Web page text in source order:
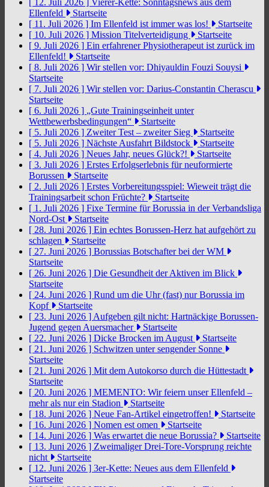
[ 12. Juli 2026 ] Vierer-Kette: Sonntagsnews aus dem
Ellenfeld
Startseite
[ 11. Juli 2026 ] Im Ellenfeld ist immer was los!
Startseite
[ 10. Juli 2026 ] Mission Titelverteidigung
Startseite
[ 9. Juli 2026 ] Ein erfahrener Physiotherapeut ist zurück im
Ellenfeld!
Startseite
[ 8. Juli 2026 ] Wir stellen vor: Dhiyauldin Fouzi Souysi
Startseite
[ 7. Juli 2026 ] Wir stellen vor: Darius-Constantin Cherascu
Startseite
[ 6. Juli 2026 ] „Gute Trainingseinheit unter
Wettbewerbsbedingungen“
Startseite
[ 5. Juli 2026 ] Zweiter Test – zweiter Sieg
Startseite
[ 5. Juli 2026 ] Nächste Ausfahrt Bildstock
Startseite
[ 4. Juli 2026 ] Neues Jahr, neues Glück?!
Startseite
[ 3. Juli 2026 ] Erstes Erfolgserlebnis für neuformierte
Borussen
Startseite
[ 2. Juli 2026 ] Erstes Vorbereitungsspiel: Wieweit trägt die
Trainingsarbeit schon Früchte?
Startseite
[ 1. Juli 2026 ] Fixe Termine für Borussia in der Verbandsliga
Nord-Ost
Startseite
[ 28. Juni 2026 ] Ein echtes Borussen-Herz hat aufgehört zu
schlagen
Startseite
[ 27. Juni 2026 ] Borussias Botschafter bei der WM
Startseite
[ 26. Juni 2026 ] Die Gesundheit der Aktiven im Blick
Startseite
[ 24. Juni 2026 ] Rund um die Uhr (fast) nur Borussia im
Kopf
Startseite
[ 23. Juni 2026 ] Aufgeben gilt nicht: Hartnäckige Borussen-
Jugend gegen Auersmacher
Startseite
[ 22. Juni 2026 ] Dicke Brocken im August
Startseite
[ 21. Juni 2026 ] Schwitzen unter sengender Sonne
Startseite
[ 21. Juni 2026 ] Mit dem Autokorso durch die Hüttestadt
Startseite
[ 20. Juni 2026 ] MEMENTO: Wir feiern unser Ellenfeld –
mehr als nur ein Stadion
Startseite
[ 18. Juni 2026 ] Neue Fan-Artikel eingetroffen!
Startseite
[ 16. Juni 2026 ] Nomen est omen
Startseite
[ 14. Juni 2026 ] Was erwartet die neue Borussia?
Startseite
[ 13. Juni 2026 ] Zweimaliger Drei-Tore-Vorsprung reichte
nicht
Startseite
[ 12. Juni 2026 ] 3er-Kette: Neues aus dem Ellenfeld
Startseite